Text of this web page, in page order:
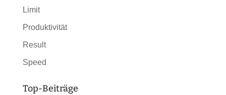
Limit
Produktivität
Result
Speed
Top-Beiträge